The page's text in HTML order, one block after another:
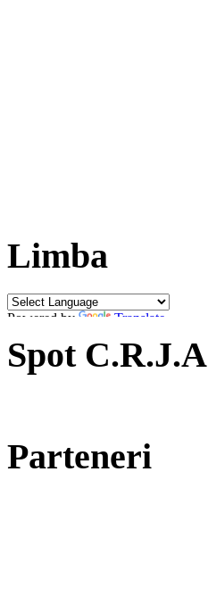
Limba
Powered by Translate
Spot C.R.J.A
Parteneri